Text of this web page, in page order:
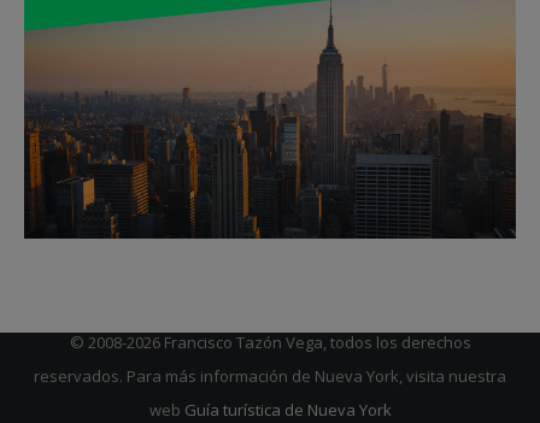
© 2008-2026 Francisco Tazón Vega, todos los derechos
reservados. Para más información de Nueva York, visita nuestra
web Guía turística de Nueva York